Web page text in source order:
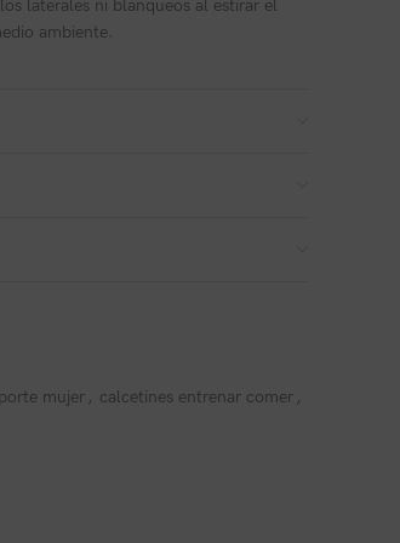
laterales ni blanqueos al estirar el
ambiente.
mujer , calcetines entrenar comer ,